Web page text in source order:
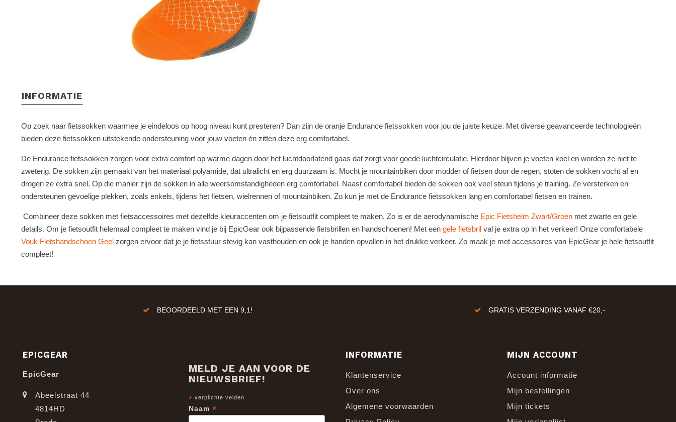
INFORMATIE
Op zoek naar fietssokken waarmee je eindeloos op hoog niveau kunt presteren? Dan zijn de oranje Endurance fietssokken voor jou de juiste keuze. Met diverse geavanceerde technologieën
bieden deze fietssokken uitstekende ondersteuning voor jouw voeten én zitten deze erg comfortabel.
De Endurance fietssokken zorgen voor extra comfort op warme dagen door het luchtdoorlatend gaas dat zorgt voor goede luchtcirculatie. Hierdoor blijven je voeten koel en worden ze niet te
zweterig. De sokken zijn gemaakt van het materiaal polyamide, dat ultralicht en erg duurzaam is. Mocht je mountainbiken door modder of fietsen door de regen, stoten de sokken vocht af en
drogen ze extra snel. Op die manier zijn de sokken in alle weersomstandigheden erg comfortabel. Naast comfortabel bieden de sokken ook veel steun tijdens je training. Ze versterken en
ondersteunen gevoelige plekken, zoals enkels, tijdens het fietsen, wielrennen of mountainbiken. Zo kun je met de Endurance fietssokken lang en comfortabel fietsen en trainen.
Combineer deze sokken met fietsaccessoires met dezelfde kleuraccenten om je fietsoutfit compleet te maken. Zo is er de aerodynamische Epic Fietshelm Zwart/Groen met zwarte en gele
details. Om je fietsoutfit helemaal compleet te maken vind je bij EpicGear ook bijpassende fietsbrillen en handschoenen! Met een gele fietsbril val je extra op in het verkeer! Onze comfortabele
Vouk Fietshandschoen Geel zorgen ervoor dat je je fietsstuur stevig kan vasthouden en ook je handen opvallen in het drukke verkeer. Zo maak je met accessoires van EpicGear je hele fietsoutfit
compleet!
BEOORDEELD MET EEN 9,1! GRATIS VERZENDING VANAF €20,-
EPICGEAR
EpicGear
Abeelstraat 44
4814HD
MELD JE AAN VOOR DE
NIEUWSBRIEF!
* verplichte velden
Naam *
INFORMATIE
Klantenservice
Over ons
Algemene voorwaarden
MIJN ACCOUNT
Account informatie
Mijn bestellingen
Mijn tickets